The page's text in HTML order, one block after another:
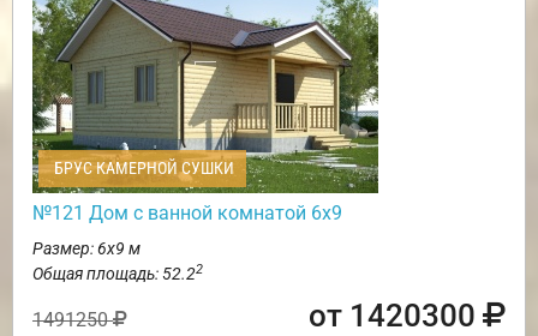
БРУС КАМЕРНОЙ СУШКИ
№121 Дом с ванной комнатой 6х9
Размер: 6х9 м
Общая площадь: 52.22
1491250 от 1420300